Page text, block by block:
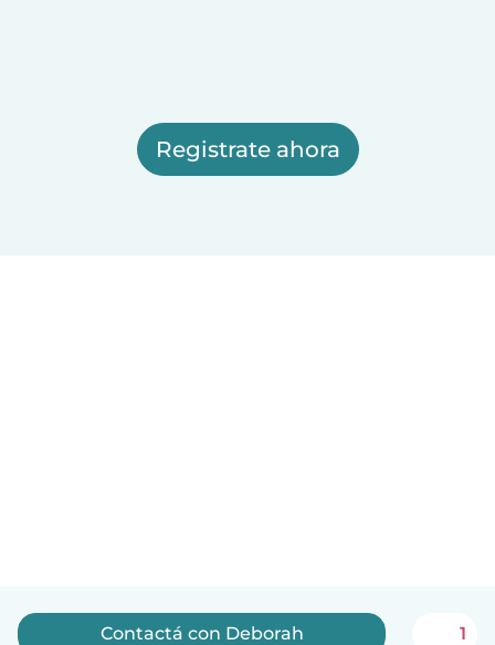
Registrate ahora
Contactá con Deborah 1